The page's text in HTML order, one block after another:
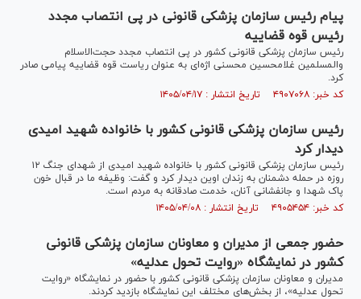
پیام رئیس سازمان پزشکی قانونی در پی انتصاب مجدد
رئیس قوه قضاییه
رئیس سازمان پزشکی قانونی کشور در پی انتصاب مجدد حجت‌الاسلام
والمسلمین غلامحسین محسنی اژه‌ای به عنوان ریاست قوه قضاییه پیامی صادر
کرد.
کد خبر: ۴۹۰۷۰۶۸ تاریخ انتشار : ۱۴۰۵/۰۴/۱۷
رئیس سازمان پزشکی قانونی کشور با خانواده شهید امیدی
دیدار کرد
رئیس سازمان پزشکی قانونی کشور با خانواده شهید امیدی از شهدای جنگ ۱۲
روزه در حمله دشمنان به زندان اوین دیدار کرد و گفت: وظیفه ما در قبال خون
پاک شهدا و جانفشانی آنان، خدمت صادقانه به مردم است.
کد خبر: ۴۹۰۵۴۵۴ تاریخ انتشار : ۱۴۰۵/۰۴/۰۸
حضور جمعی از مدیران و معاونان سازمان پزشکی قانونی
کشور در نمایشگاه «روایت تحول عدلیه»
مدیران و معاونان سازمان پزشکی قانونی کشور با حضور در نمایشگاه «روایت
تحول عدلیه»، از بخش‌های مختلف این نمایشگاه بازدید کردند.